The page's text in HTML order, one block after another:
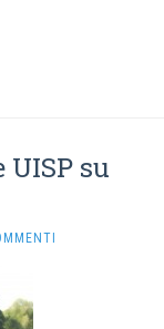
UISP su